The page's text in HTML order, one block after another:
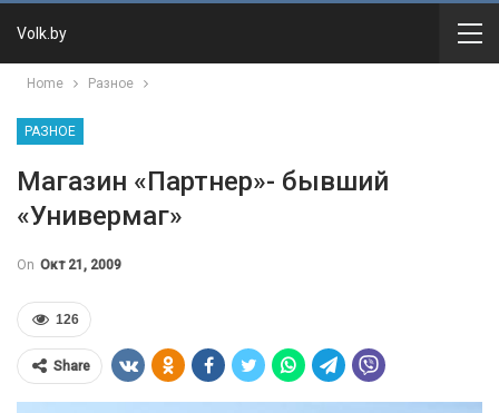
Volk.by
Home Разное
РАЗНОЕ
Магазин «Партнер»- бывший
«Универмаг»
On Окт 21, 2009
126
Share